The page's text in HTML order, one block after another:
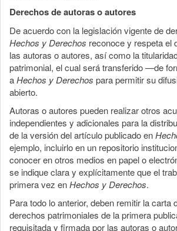
Derechos de autoras o autores
De acuerdo con la legislación vigente de
Hechos y Derechos reconoce y respeta el
las autoras o autores, así como la
patrimonial, el cual será transferido —de
aHechos y Derechos para permitir su
abierto.
Autoras o autores pueden realizar otros
independientes y adicionales para la
de la versión del artículo publicado en
ejemplo, incluirlo en un repositorio
conocer en otros medios en papel o
se indique clara y explícitamente que el
primera vez enHechos y Derechos.
Para todo lo anterior, deben remitir la carta
derechos patrimoniales de la primera
requisitada y firmada por las autoras o